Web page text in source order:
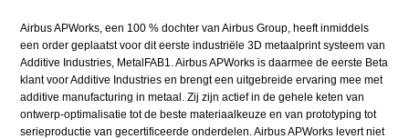
Airbus APWorks, een 100 % dochter van Airbus Group, heeft inmiddels
een order geplaatst voor dit eerste industriële 3D metaalprint systeem van
Additive Industries, MetalFAB1. Airbus APWorks is daarmee de eerste Beta
klant voor Additive Industries en brengt een uitgebreide ervaring mee met
additive manufacturing in metaal. Zij zijn actief in de gehele keten van
ontwerp-optimalisatie tot de beste materiaalkeuze en van prototyping tot
serieproductie van gecertificeerde onderdelen. Airbus APWorks levert niet